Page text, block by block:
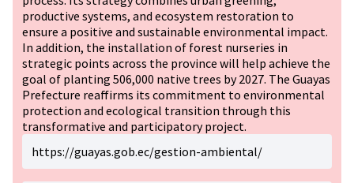
productive systems, and ecosystem restoration to
ensure a positive and sustainable environmental impact.
In addition, the installation of forest nurseries in
strategic points across the province will help achieve the
goal of planting 506,000 native trees by 2027. The Guayas
Prefecture reaffirms its commitment to environmental
protection and ecological transition through this
transformative and participatory project.
https://guayas.gob.ec/gestion-ambiental/